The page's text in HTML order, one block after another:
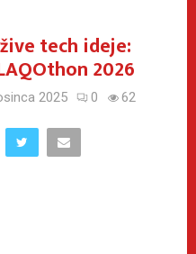
tech ideje:
2026
2025 0 62